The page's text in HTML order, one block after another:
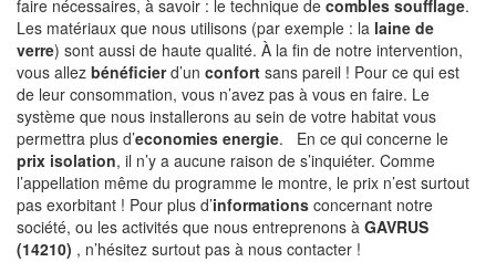
faire nécessaires, à savoir : le technique de combles soufflage.
Les matériaux que nous utilisons (par exemple : la laine de
verre) sont aussi de haute qualité. À la fin de notre intervention,
vous allez bénéficierd’un confort sans pareil ! Pour ce qui est
de leur consommation, vous n’avez pas à vous en faire. Le
système que nous installerons au sein de votre habitat vous
permettra plus d’economies energie. En ce qui concerne le
prix isolation, il n’y a aucune raison de s’inquiéter. Comme
l’appellation même du programme le montre, le prix n’est surtout
pas exorbitant ! Pour plus d’informations concernant notre
société, ou les activités que nous entreprenons à GAVRUS
(14210) , n’hésitez surtout pas à nous contacter !